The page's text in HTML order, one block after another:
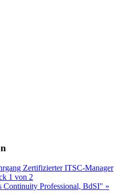
Zertifizierter ITSC-Manager
1 von 2
Continuity Professional, BdSI" »